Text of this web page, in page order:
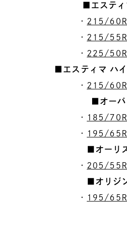
■エスティ
・ 215/
・ 215/
・ 225/
■エスティマ ハ
・ 215/
■オーパ
・ 185/
・ 195/
■オーリ
・ 205/
■オリジ
・ 195/